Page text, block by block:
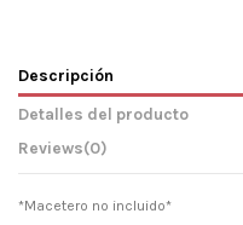
Descripción
Detalles del producto
Reviews(0)
*Macetero no incluido*